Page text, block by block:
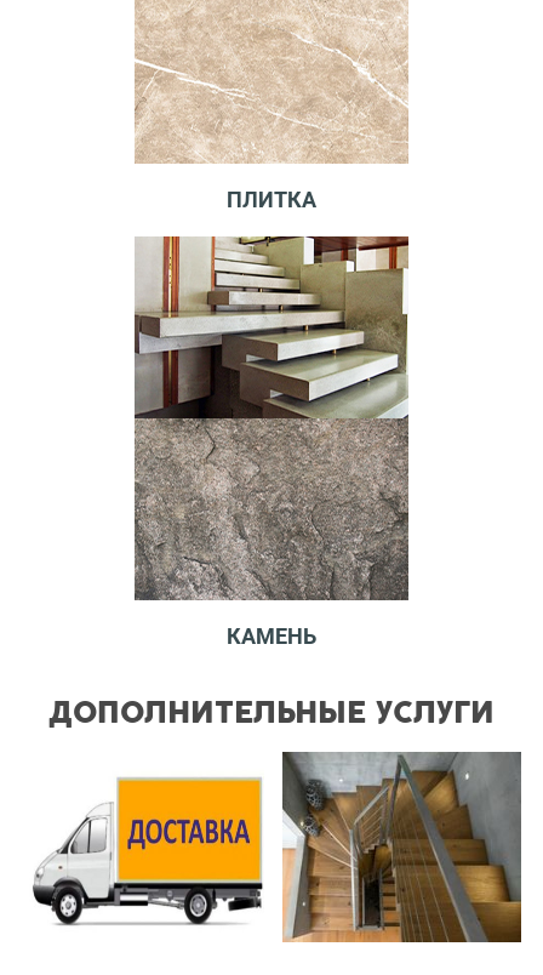
ПЛИТКА
КАМЕНЬ
ДОПОЛНИТЕЛЬНЫЕ УСЛУГИ